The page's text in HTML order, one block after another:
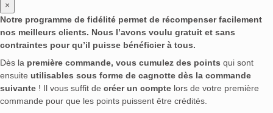
×
Notre programme de fidélité permet de récompenser facilement
nos meilleurs clients. Nous l’avons voulu gratuit et sans
contraintes pour qu’il puisse bénéficier à tous.
Dès la première commande, vous cumulez des points qui sont
ensuite utilisables sous forme de cagnotte dès la commande
suivante ! Il vous suffit de créer un compte lors de votre première
commande pour que les points puissent être crédités.